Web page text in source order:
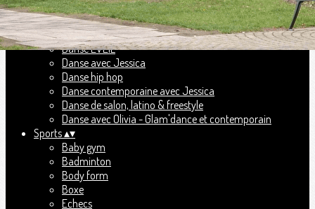
Fonctionnement de l'association
Actualités
Ecole de danse▴▾
Danse EVEIL
Danse avec Jessica
Danse hip hop
Danse contemporaine avec Jessica
Danse de salon, latino & freestyle
Danse avec Olivia - Glam'dance et contemporain
Sports▴▾
Baby gym
Badminton
Body form
Boxe
Echecs